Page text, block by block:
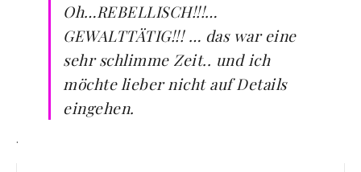
Oh…REBELLISCH!!!…
GEWALTTÄTIG!!! … das war eine
sehr schlimme Zeit.. und ich
möchte lieber nicht auf Details
eingehen.
·